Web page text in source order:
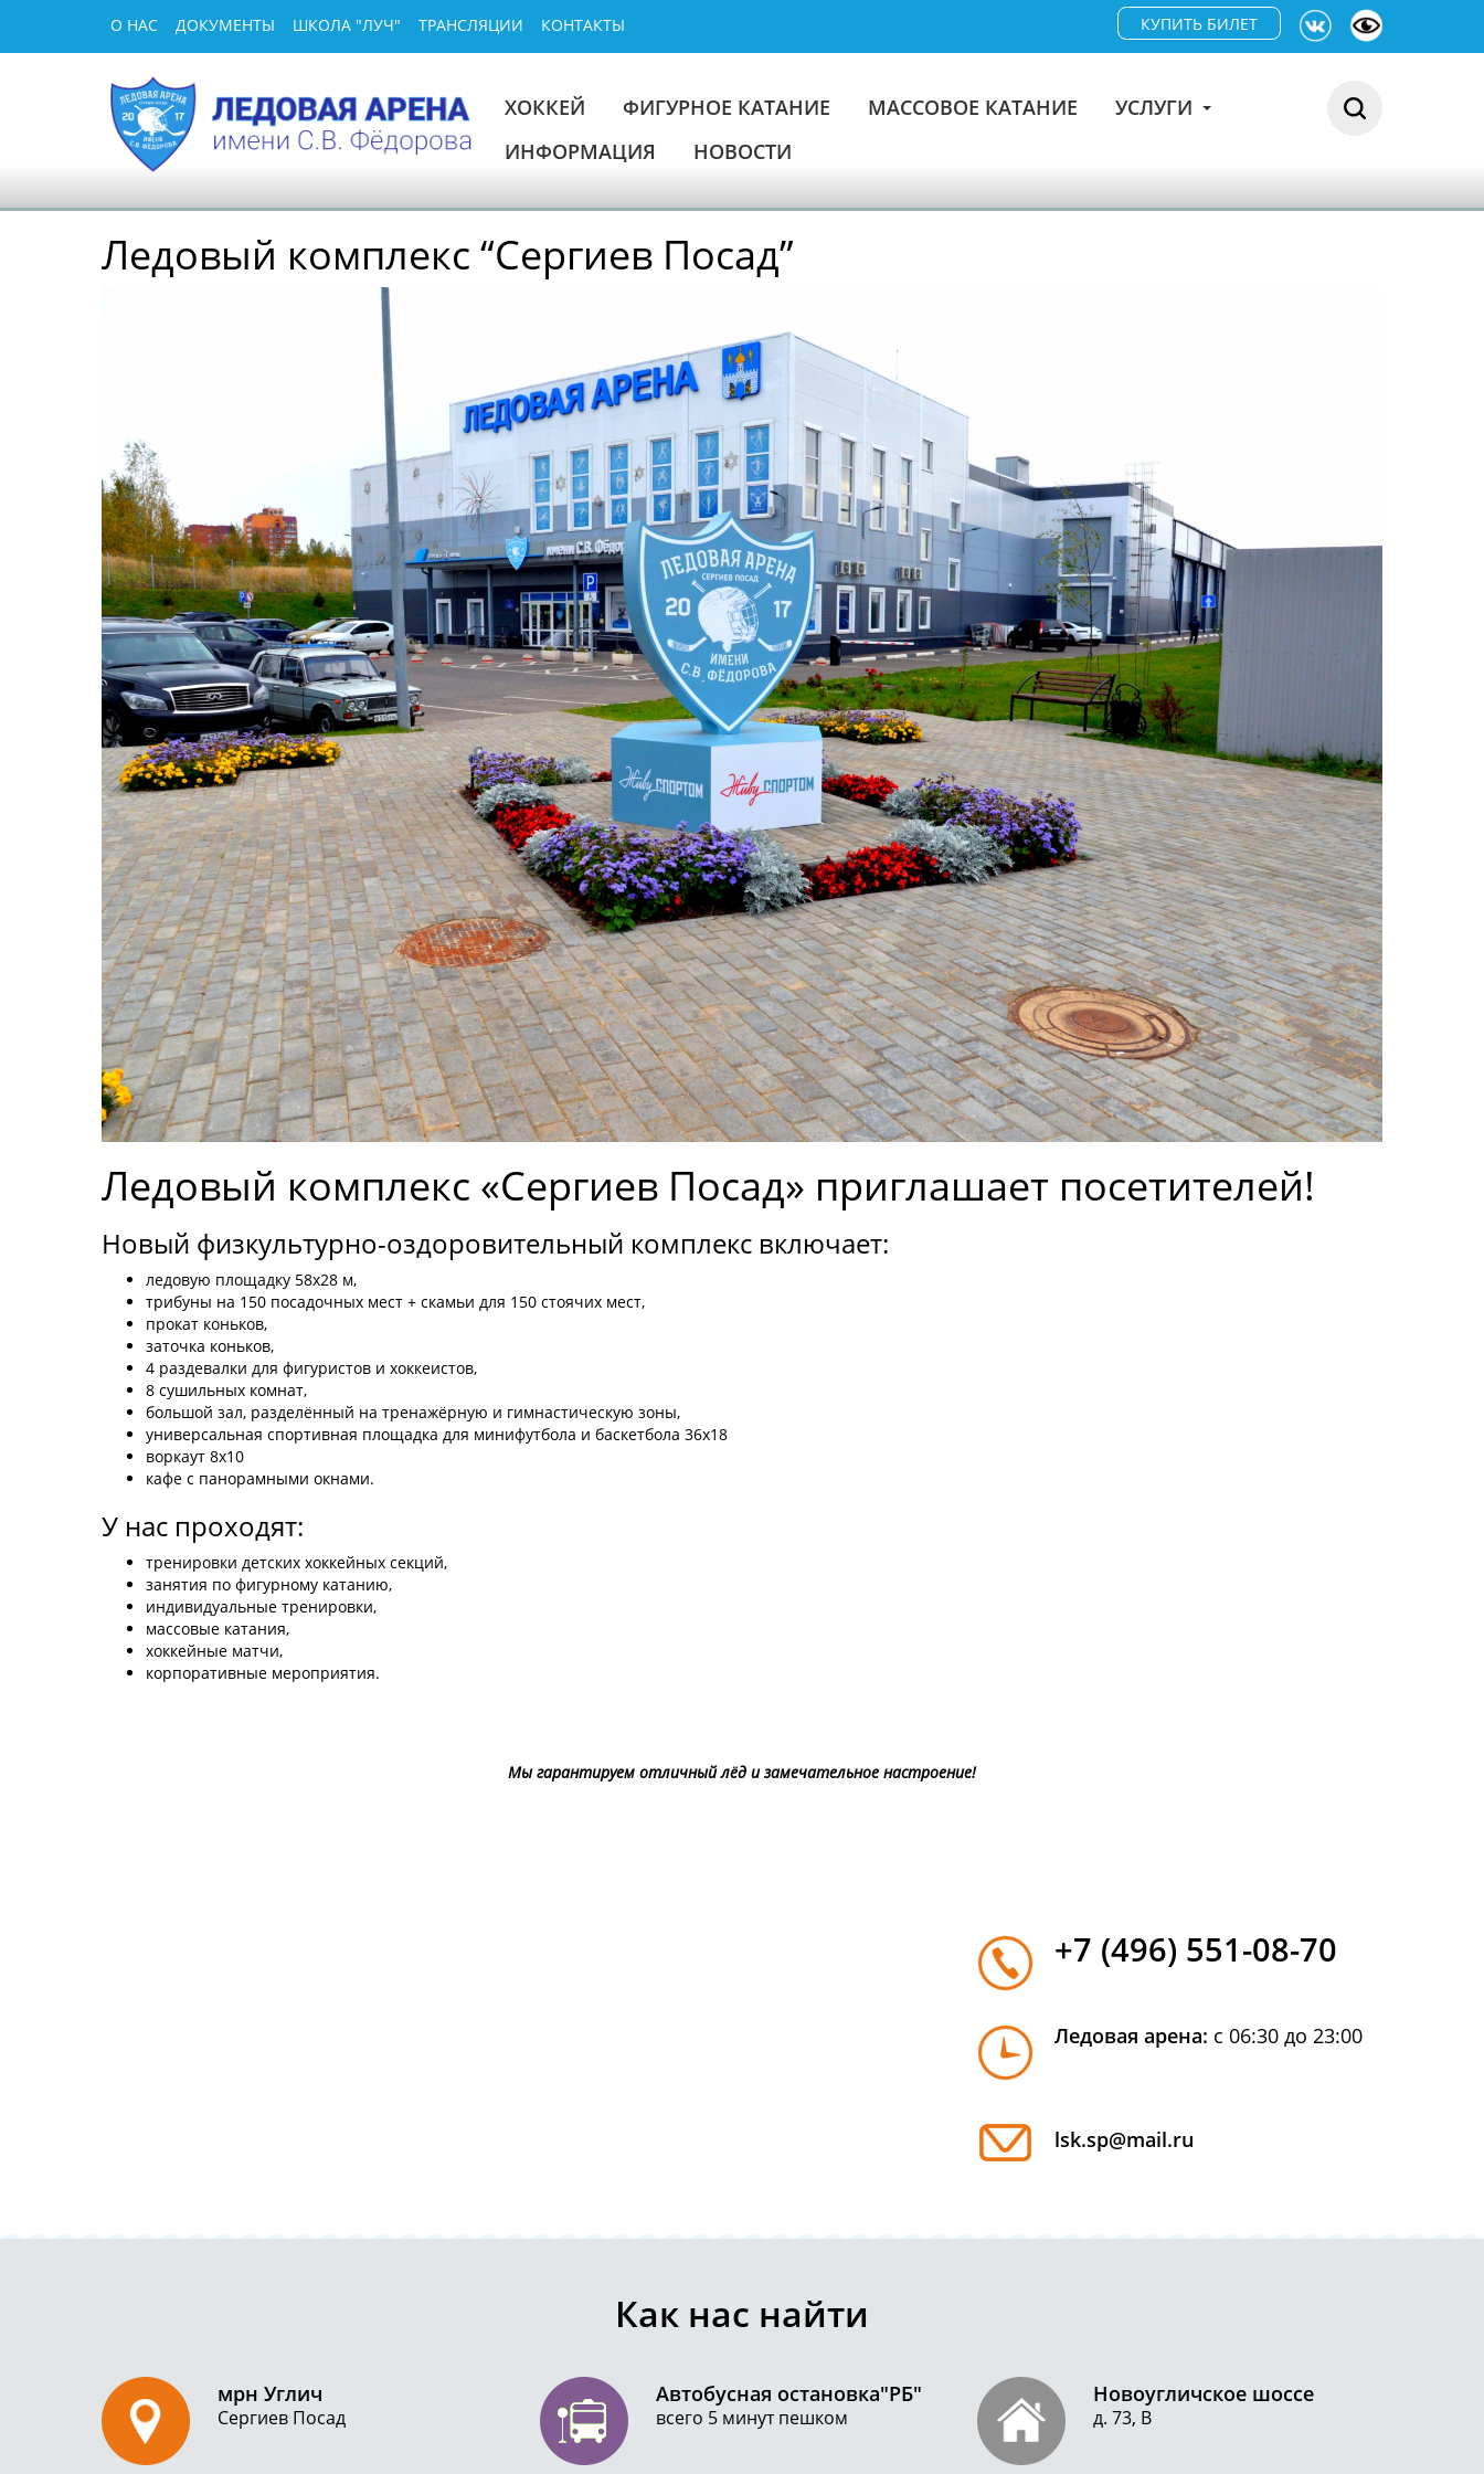
О НАС ДОКУМЕНТЫ ШКОЛА "ЛУЧ" ТРАНСЛЯЦИИ КОНТАКТЫ КУПИТЬ БИЛЕТ
ХОККЕЙ ФИГУРНОЕ КАТАНИЕ МАССОВОЕ КАТАНИЕ
УСЛУГИ
ИНФОРМАЦИЯ
НОВОСТИ
Ледовый комплекс “Сергиев Посад”
Ледовый комплекс «Сергиев Посад» приглашает посетителей!
Новый физкультурно-оздоровительный комплекс включает:
ледовую площадку 58x28 м,
трибуны на 150 посадочных мест + скамьи для 150 стоячих мест,
прокат коньков,
заточка коньков,
4 раздевалки для фигуристов и хоккеистов,
8 сушильных комнат,
большой зал, разделённый на тренажёрную и гимнастическую зоны,
универсальная спортивная площадка для минифутбола и баскетбола 36x18
воркаут 8x10
кафе с панорамными окнами.
У нас проходят:
тренировки детских хоккейных секций,
занятия по фигурному катанию,
индивидуальные тренировки,
массовые катания,
хоккейные матчи,
корпоративные мероприятия.
Мы гарантируем отличный лёд и замечательное настроение!
+7 (496) 551-08-70
Ледовая арена: с 06:30 до 23:00
lsk.sp@mail.ru
Как нас найти
мрн Углич
Сергиев Посад
Автобусная остановка"РБ"
всего 5 минут пешком
Новоугличское шоссе
д. 73, В